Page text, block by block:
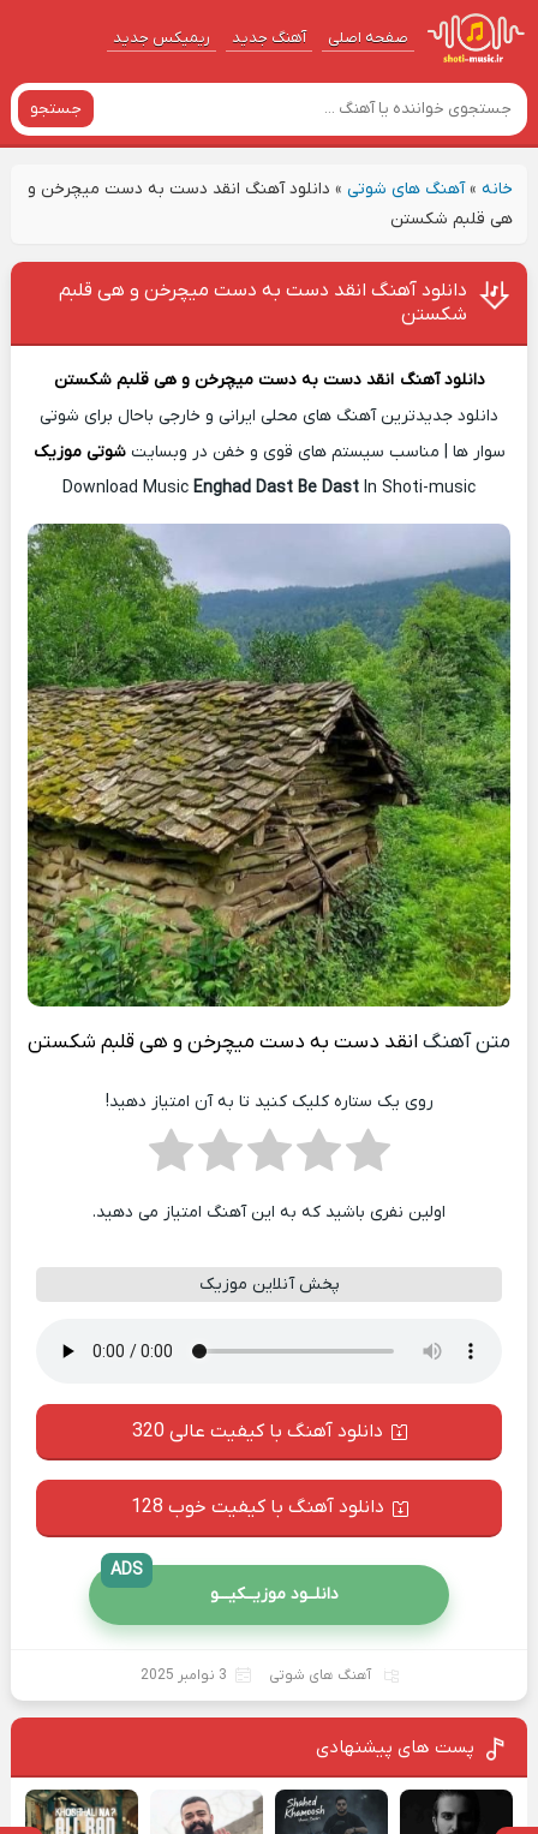
صفحه اصلی آهنگ‌ جدید ریمیکس جدید
جستجو
خانه»آهنگ های شوتی» دانلود آهنگ انقد دست به دست میچرخن و
هی قلبم شکستن
دانلود آهنگ انقد دست به دست میچرخن و هی قلبم
شکستن
دانلود آهنگ انقد دست به دست میچرخن و هی قلبم شکستن
دانلود جدیدترین آهنگ های محلی ایرانی و خارجی باحال برای شوتی
سوار ها | مناسب سیستم های قوی و خفن در وبسایتشوتی موزیک
Download Music Enghad Dast Be Dast In Shoti-music
متن آهنگ انقد دست به دست میچرخن و هی قلبم شکستن
روی یک ستاره کلیک کنید تا به آن امتیاز دهید!
اولین نفری باشید که به این آهنگ امتیاز می دهید.
پخش آنلاین موزیک
دانلود آهنگ با کیفیت عالی 320
دانلود آهنگ با کیفیت خوب 128
دانلــود موزیــکیـــو
ADS
آهنگ های شوتی 3 نوامبر 2025
پست های پیشنهادی